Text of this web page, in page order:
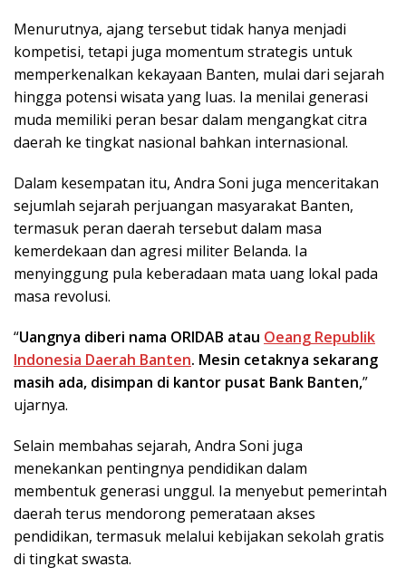
Menurutnya, ajang tersebut tidak hanya menjadi
kompetisi, tetapi juga momentum strategis untuk
memperkenalkan kekayaan Banten, mulai dari sejarah
hingga potensi wisata yang luas. Ia menilai generasi
muda memiliki peran besar dalam mengangkat citra
daerah ke tingkat nasional bahkan internasional.
Dalam kesempatan itu, Andra Soni juga menceritakan
sejumlah sejarah perjuangan masyarakat Banten,
termasuk peran daerah tersebut dalam masa
kemerdekaan dan agresi militer Belanda. Ia
menyinggung pula keberadaan mata uang lokal pada
masa revolusi.
“Uangnya diberi nama ORIDAB atau Oeang Republik
Indonesia Daerah Banten. Mesin cetaknya sekarang
masih ada, disimpan di kantor pusat Bank Banten,”
ujarnya.
Selain membahas sejarah, Andra Soni juga
menekankan pentingnya pendidikan dalam
membentuk generasi unggul. Ia menyebut pemerintah
daerah terus mendorong pemerataan akses
pendidikan, termasuk melalui kebijakan sekolah gratis
di tingkat swasta.